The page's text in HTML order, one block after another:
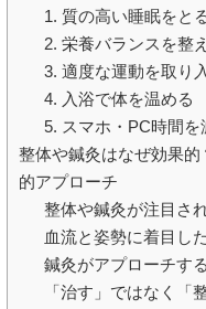
1. 質の高い睡眠をと
2. 栄養バランスを整
3. 適度な運動を取り
4. 入浴で体を温める
5. スマホ・PC時間を
整体や鍼灸はなぜ効果
的アプローチ
整体や鍼灸が注目さ
血流と姿勢に着目し
鍼灸がアプローチす
「治す」ではなく「